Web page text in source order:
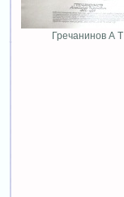
Гречанинов А Т